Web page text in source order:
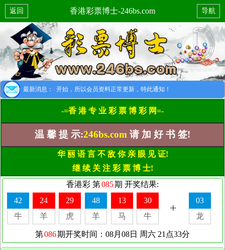
返回 香港彩票博士-246bs.com 导航
最新消息：
提示：8月1日开始，所以会员资料正常更新，特此通知！
-=香 港 专 业 彩 票 博 彩 网=-
温 馨 提 示:246bs.com 请 加 好 书 签!
华 丽 语 言 不 敌 你 亲 眼 见 证!
继 续 关 注 彩 票 博 士!